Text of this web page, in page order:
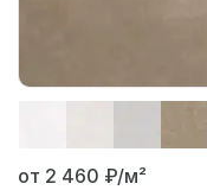
от 2 460 ₽/м²